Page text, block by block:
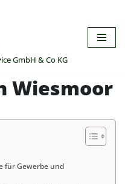
GmbH & Co KG
Wiesmoor
für Gewerbe und